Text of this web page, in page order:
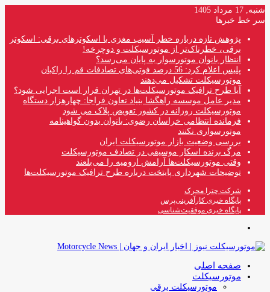
شنبه, 17 مرداد 1405
سر خط خبرها
پژوهش تازه درباره خطر آسیب مغزی با اسکوترهای برقی: اسکوتر
برقی، خطرناک‌تر از موتورسیکلت و دوچرخه!
انتظار بانوان موتورسوار به پایان می‌رسد؟
پلیس اعلام کرد: 56 درصد فوتی‌های تصادفات قم را راکبان
موتورسیکلت تشکیل می‌دهند
آیا طرح ترافیک موتورسیکلت‌ها در تهران قرار است اجرایی شود؟
مدیر عامل موسسه راهگشا بنیاد تعاون فراجا: چهارهزار دستگاه
موتورسیکلت روزانه در کشور تعویض پلاک می شود
فرمانده انتظامی خراسان رضوی: بانوان بدون گواهینامه
موتورسواری نکنند
بررسی وضعیت بازار موتورسیکلت ایران
مرگ برنده اسکار موسیقی در تصادف موتورسیکلت
وقتی موتورسیکلت‌ها آرامش ارومیه را می‌بلعند
توضیحات شهرداری پایتخت درباره طرح ترافیک موتورسیکلت‌ها
شرکت چترا محرک
پایگاه خبری کارآفرینی‌پرس
پایگاه خبری موفقیت‌شناسی
صفحه اصلی
موتورسیکلت
موتورسیکلت برقی